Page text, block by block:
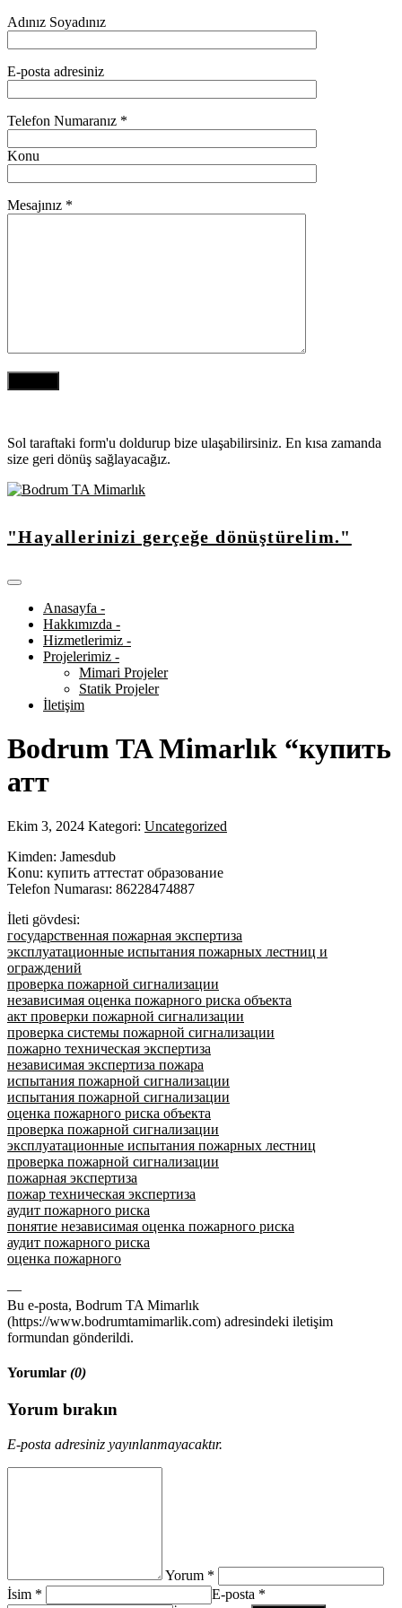
Adınız Soyadınız
E-posta adresiniz
Telefon Numaranız *
Konu
Mesajınız *
Sol taraftaki form'u doldurup bize ulaşabilirsiniz. En kısa zamanda
size geri dönüş sağlayacağız.
"Hayallerinizi gerçeğe dönüştürelim."
Anasayfa -
Hakkımızda -
Hizmetlerimiz -
Projelerimiz -
Mimari Projeler
Statik Projeler
İletişim
Bodrum TA Mimarlık “купить
атт
Ekim 3, 2024 Kategori: Uncategorized
Kimden: Jamesdub
Konu: купить аттестат образование
Telefon Numarası: 86228474887
İleti gövdesi:
государственная пожарная экспертиза
эксплуатационные испытания пожарных лестниц и
ограждений
проверка пожарной сигнализации
независимая оценка пожарного риска объекта
акт проверки пожарной сигнализации
проверка системы пожарной сигнализации
пожарно техническая экспертиза
независимая экспертиза пожара
испытания пожарной сигнализации
испытания пожарной сигнализации
оценка пожарного риска объекта
проверка пожарной сигнализации
эксплуатационные испытания пожарных лестниц
проверка пожарной сигнализации
пожарная экспертиза
пожар техническая экспертиза
аудит пожарного риска
понятие независимая оценка пожарного риска
аудит пожарного риска
оценка пожарного
—
Bu e-posta, Bodrum TA Mimarlık
(https://www.bodrumtamimarlik.com) adresindeki iletişim
formundan gönderildi.
Yorumlar (0)
Yorum bırakın
E-posta adresiniz yayınlanmayacaktır.
Yorum *
İsim *
E-posta *